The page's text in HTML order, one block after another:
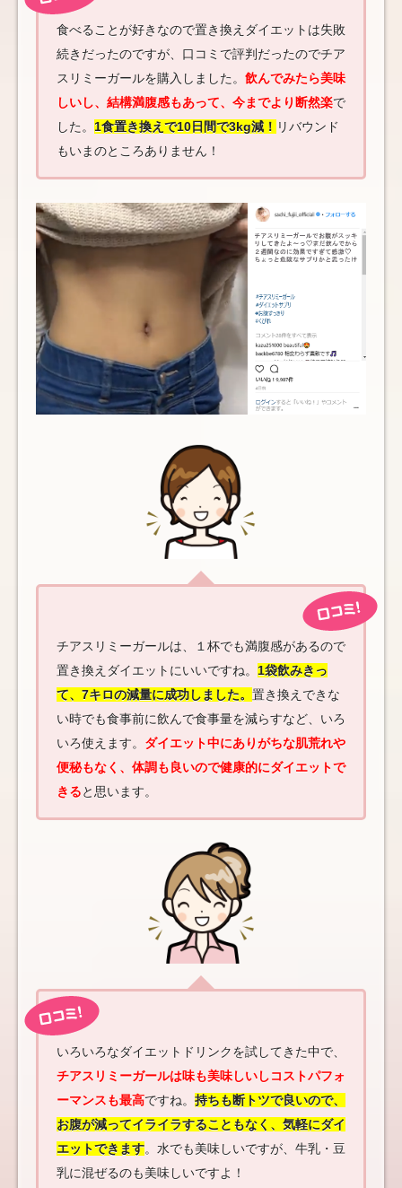
食べることが好きなので置き換えダイエットは失敗
続きだったのですが、口コミで評判だったのでチア
スリミーガールを購入しました。 飲んでみたら美味
しいし、結構満腹感もあって、今までより断然楽で
した。 1食置き換えで10日間で3kg減！ リバウンド
もいまのところありません！
チアスリミーガールは、１杯でも満腹感があるので
置き換えダイエットにいいですね。 1袋飲みきっ
て、7キロの減量に成功しました。 置き換えできな
い時でも食事前に飲んで食事量を減らすなど、いろ
いろ使えます。 ダイエット中にありがちな肌荒れや
便秘もなく、体調も良いので健康的にダイエットで
きると思います。
いろいろなダイエットドリンクを試してきた中で、
チアスリミーガールは味も美味しいしコストパフォ
ーマンスも最高ですね。 持ちも断トツで良いので、
お腹が減ってイライラすることもなく、気軽にダイ
エットできます。水でも美味しいですが、牛乳・豆
乳に混ぜるのも美味しいですよ！